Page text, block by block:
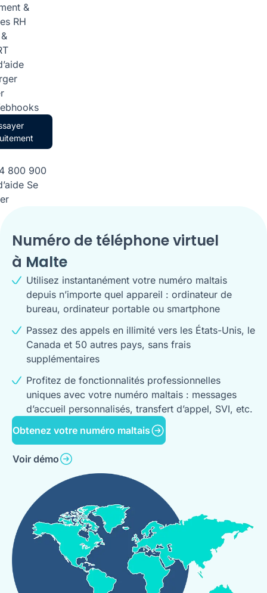
&
RH
800 900
Se
Numéro de téléphone virtuel
à Malte
Utilisez instantanément votre numéro maltais
depuis n’importe quel appareil : ordinateur de
bureau, ordinateur portable ou smartphone
Passez des appels en illimité vers les États-Unis, le
Canada et 50 autres pays, sans frais
supplémentaires
Profitez de fonctionnalités professionnelles
uniques avec votre numéro maltais : messages
d’accueil personnalisés, transfert d’appel, SVI, etc.
Obtenez votre numéro maltais
Voir démo